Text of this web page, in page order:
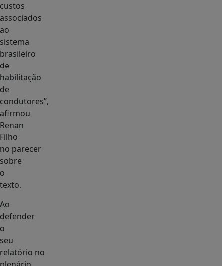
custos
associados
ao
sistema
brasileiro
de
habilitação
de
condutores”,
afirmou
Renan
Filho
no parecer
sobre
o
texto.
Ao
defender
o
seu
relatório no